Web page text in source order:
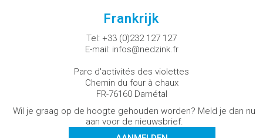
Frankrijk
Tel: +33 (0)232 127 127
E-mail: infos@nedzink.fr
Parc d'activités des violettes
Chemin du four à chaux
FR-76160 Darnétal
Wil je graag op de hoogte gehouden worden? Meld je dan nu
aan voor de nieuwsbrief.